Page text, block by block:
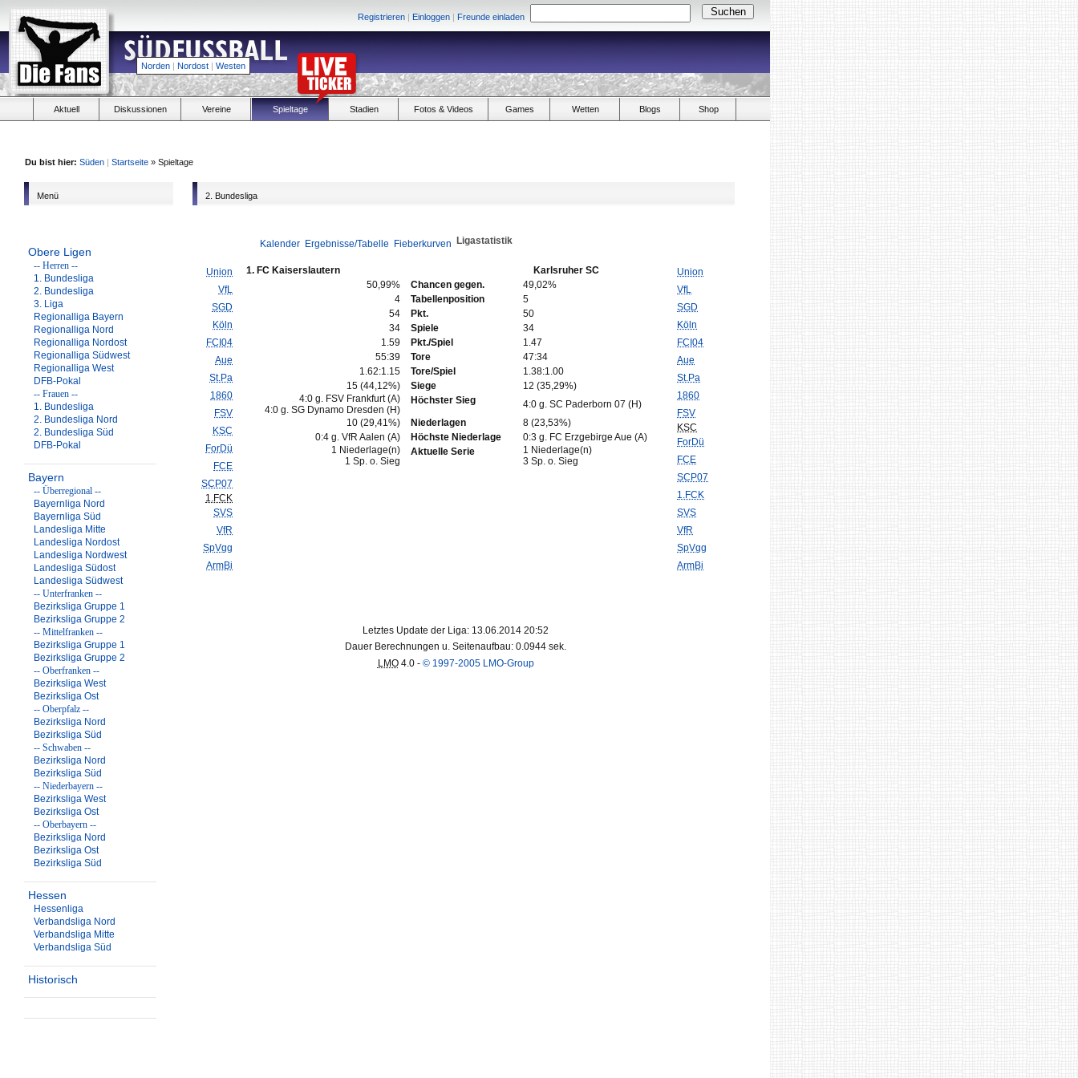
Registrieren | Einloggen | Freunde einladen
Norden | Nordost | Westen
Aktuell Diskussionen Vereine Spieltage Stadien Fotos & Videos Games Wetten Blogs Shop
Du bist hier: Süden | Startseite » Spieltage
Menü
Obere Ligen
-- Herren --
1. Bundesliga
2. Bundesliga
3. Liga
Regionalliga Bayern
Regionalliga Nord
Regionalliga Nordost
Regionalliga Südwest
Regionalliga West
DFB-Pokal
-- Frauen --
1. Bundesliga
2. Bundesliga Nord
2. Bundesliga Süd
DFB-Pokal
Bayern
-- Überregional --
Bayernliga Nord
Bayernliga Süd
Landesliga Mitte
Landesliga Nordost
Landesliga Nordwest
Landesliga Südost
Landesliga Südwest
-- Unterfranken --
Bezirksliga Gruppe 1
Bezirksliga Gruppe 2
-- Mittelfranken --
Bezirksliga Gruppe 1
Bezirksliga Gruppe 2
-- Oberfranken --
Bezirksliga West
Bezirksliga Ost
-- Oberpfalz --
Bezirksliga Nord
Bezirksliga Süd
-- Schwaben --
Bezirksliga Nord
Bezirksliga Süd
-- Niederbayern --
Bezirksliga West
Bezirksliga Ost
-- Oberbayern --
Bezirksliga Nord
Bezirksliga Ost
Bezirksliga Süd
Hessen
Hessenliga
Verbandsliga Nord
Verbandsliga Mitte
Verbandsliga Süd
Historisch
2. Bundesliga
Kalender Ergebnisse/Tabelle Fieberkurven Ligastatistik
Union
VfL
SGD
Köln
FCI04
Aue
St.Pa
1860
FSV
KSC
ForDü
FCE
SCP07
1.FCK
SVS
VfR
SpVgg
ArmBi
1. FC Kaiserslautern
Karlsruher SC
50,99%
Chancen gegen.
49,02%
4
Tabellenposition
5
54
Pkt.
50
34
Spiele
34
1.59
Pkt./Spiel
1.47
55:39
Tore
47:34
1.62:1.15
Tore/Spiel
1.38:1.00
15 (44,12%)
Siege
12 (35,29%)
4:0 g. FSV Frankfurt (A)
4:0 g. SG Dynamo Dresden (H)
Höchster Sieg
4:0 g. SC Paderborn 07 (H)
10 (29,41%)
Niederlagen
8 (23,53%)
0:4 g. VfR Aalen (A)
Höchste Niederlage
0:3 g. FC Erzgebirge Aue (A)
1 Niederlage(n)
1 Sp. o. Sieg
Aktuelle Serie
1 Niederlage(n)
3 Sp. o. Sieg
Union
VfL
SGD
Köln
FCI04
Aue
St.Pa
1860
FSV
KSC
ForDü
FCE
SCP07
1.FCK
SVS
VfR
SpVgg
ArmBi
Letztes Update der Liga: 13.06.2014 20:52
Dauer Berechnungen u. Seitenaufbau: 0.0944 sek.
LMO4.0 - © 1997-2005 LMO-Group